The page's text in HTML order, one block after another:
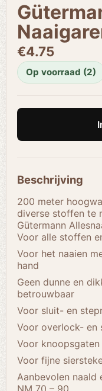
€4.75
Op voorraad (2)
Beschrijving
200 meter
diverse stoffen te
Gütermann
Voor alle stoffen
Voor het naaien
hand
Geen dunne en
betrouwbaar
Voor sluit- en
Voor overlock- en
Voor
Voor fijne
Aanbevolen naald
NM 70 – 90